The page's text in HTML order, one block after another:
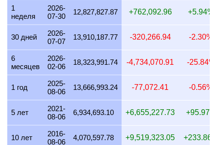
22 июля 2026
21 июля 2026 13,153,414.63 317,161.71 247,386.13
20 июля 2026 12,925,662.18
19 июля 2026
18 июля 2026 12,947,028.71 312,185.23 243,504.48
17 июля 2026 13,127,831.33
16 июля 2026
15 июля 2026 13,150,062.70 317,080.89 247,323.09
1
неделя
2026-
07-30
12,827,827.87 +762,092.96 +5.94%
30 дней
2026-
07-07
13,910,187.77 -320,266.94 -2.30%
6
месяцев
2026-
02-06
18,323,991.74 -4,734,070.91 -25.84%
1 год
2025-
08-06
13,666,993.24 -77,072.41 -0.56%
5 лет
2021-
08-06
6,934,693.10 +6,655,227.73 +95.97%
10 лет
2016-
08-06
4,070,597.78 +9,519,323.05